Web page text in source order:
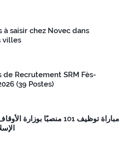
à saisir chez Novec dans
villes
de Recrutement SRM Fès-
(39 Postes)
مباراة توظيف 101 منصبًا